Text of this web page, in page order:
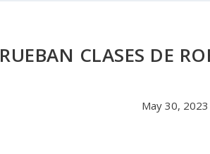
CLASES DE
May 30, 2023